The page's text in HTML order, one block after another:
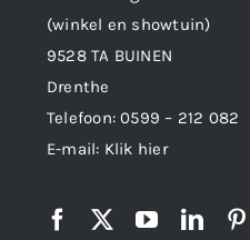
(winkel en showtuin)
9528 TA BUINEN
Drenthe
Telefoon:0599 – 212 082
E-mail: Klik hier